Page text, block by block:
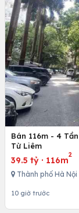
Bán 116m - 4
Từ Liêm
39.5 tỷ · 116m
2
Thành phố Hà Nội
10 giờ trước